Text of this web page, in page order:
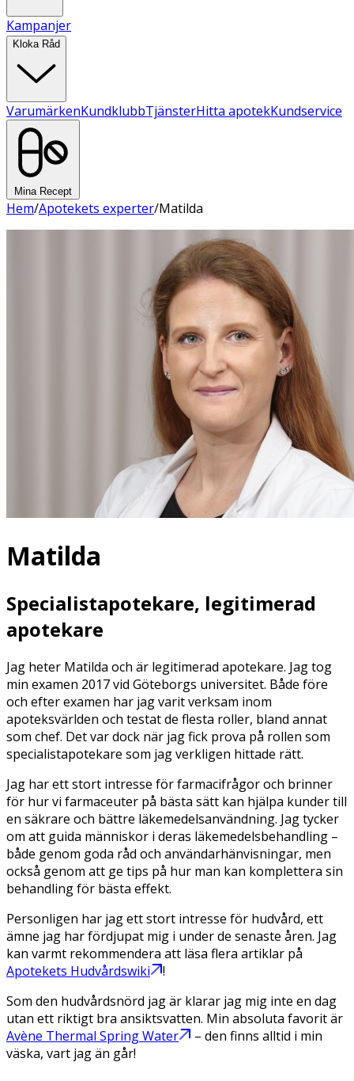
Kampanjer
Kloka Råd
VarumärkenKundklubbTjänsterHitta apotekKundservice
Mina Recept
Hem/Apotekets experter/Matilda
Matilda
Specialistapotekare, legitimerad
apotekare
Jag heter Matilda och är legitimerad apotekare. Jag tog
min examen 2017 vid Göteborgs universitet. Både före
och efter examen har jag varit verksam inom
apoteksvärlden och testat de flesta roller, bland annat
som chef. Det var dock när jag fick prova på rollen som
specialistapotekare som jag verkligen hittade rätt.
Jag har ett stort intresse för farmacifrågor och brinner
för hur vi farmaceuter på bästa sätt kan hjälpa kunder till
en säkrare och bättre läkemedelsanvändning. Jag tycker
om att guida människor i deras läkemedelsbehandling –
både genom goda råd och användarhänvisningar, men
också genom att ge tips på hur man kan komplettera sin
behandling för bästa effekt.
Personligen har jag ett stort intresse för hudvård, ett
ämne jag har fördjupat mig i under de senaste åren. Jag
kan varmt rekommendera att läsa flera artiklar på
Apotekets Hudvårdswiki
!
Som den hudvårdsnörd jag är klarar jag mig inte en dag
utan ett riktigt bra ansiktsvatten. Min absoluta favorit är
Avène Thermal Spring Water
– den finns alltid i min
väska, vart jag än går!